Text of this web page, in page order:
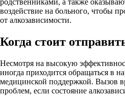
родственниками, а также
воздействие на больного, чтобы
от алкозависимости.
Когда стоит
Несмотря на высокую
иногда приходится обращаться в
медицинской поддержкой. Вызов
проблем, если состояние